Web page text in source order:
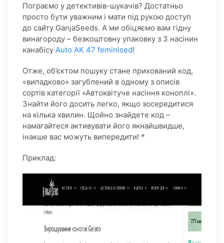
Пограємо у детективів-шукачів? Достатньо
просто бути уважним і мати під рукою доступ
до сайту GanjaSeeds. А ми обіцяємо вам гідну
винагороду – безкоштовну упаковку з 3 насінин
канабісу Auto AK 47 feminised!
Отже, об’єктом пошуку стане прихований код,
«випадково» загублений в одному з описів
сортів категорії «Автоквітуче насіння коноплі».
Знайти його досить легко, якщо зосередитися
на кілька хвилин. Щойно знайдете код –
намагайтеся активувати його якнайшвидше,
інакше вас можуть випередити! *
Приклад: